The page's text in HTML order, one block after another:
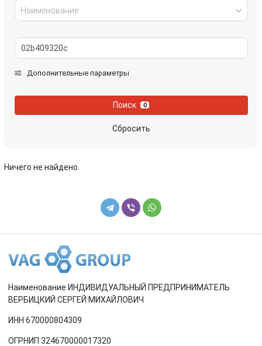
Land Rover
Mazda Mercedes-Benz
Nissan Opel
Toyota
Volvo
Наименование
Дополнительные параметры
Поиск 0
Сбросить
Ничего не найдено.
Наименование ИНДИВИДУАЛЬНЫЙ ПРЕДПРИНИМАТЕЛЬ
ВЕРБИЦКИЙ СЕРГЕЙ МИХАЙЛОВИЧ
ИНН 670000804309
ОГРНИП 324670000017320